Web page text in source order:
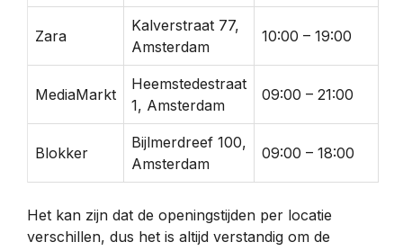
Zara
Kalverstraat 77,
Amsterdam
10:00 – 19:00
MediaMarkt
Heemstedestraat
1, Amsterdam
09:00 – 21:00
Blokker
Bijlmerdreef 100,
Amsterdam
09:00 – 18:00
Het kan zijn dat de openingstijden per locatie
verschillen, dus het is altijd verstandig om de